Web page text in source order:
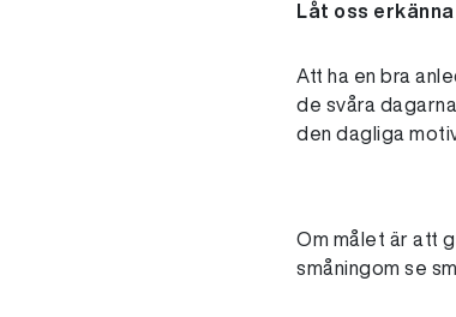
Låt oss
Att ha en bra
de svåra
den dagliga
Om målet är att
småningom se